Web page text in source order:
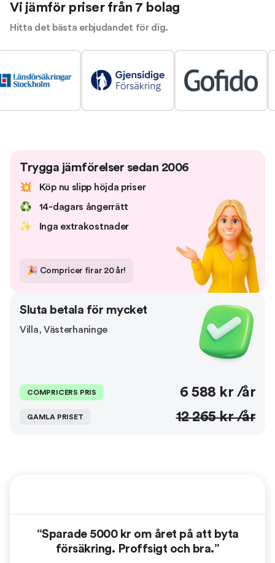
Vi jämför priser från 7 bolag
Hitta det bästa erbjudandet för dig.
Trygga jämförelser sedan 2006
💥
Köp nu slipp höjda priser
♻️
14-dagars ångerrätt
✨
Inga extrakostnader
🎉 Compricer firar 20 år!
Sluta betala för mycket
Villa, Västerhaninge
COMPRICERS PRIS 6 588 kr /år
GAMLA PRISET 12 265kr /år
“Sparade 5000 kr om året på att byta
försäkring. Proffsigt och bra.”